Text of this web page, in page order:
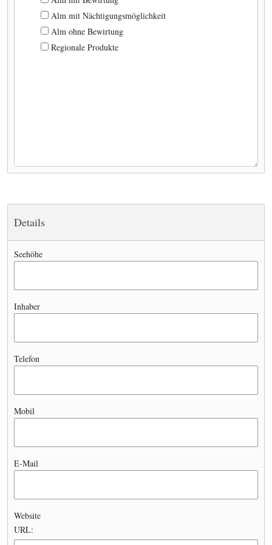
Alm mit Nächtigungsmöglichkeit
Alm ohne Bewirtung
Regionale Produkte
Details
Seehöhe
Inhaber
Telefon
Mobil
E-Mail
Website
URL: